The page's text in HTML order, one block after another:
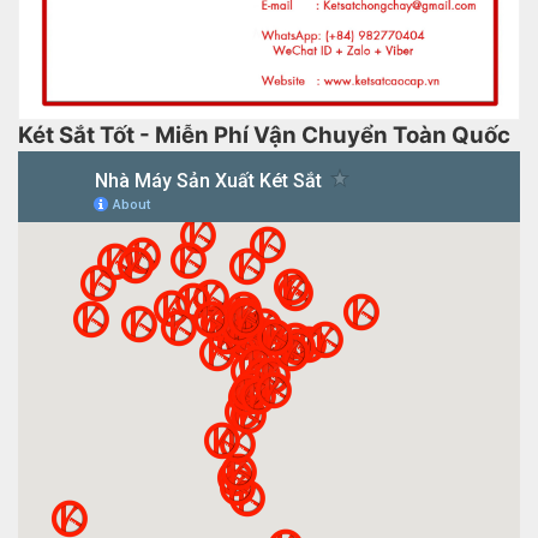
Két Sắt Tốt - Miễn Phí Vận Chuyển Toàn Quốc